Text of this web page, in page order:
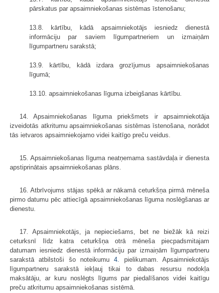
pārskatus par apsaimniekošanas sistēmas īstenošanu;
13.8. kārtību, kādā apsaimniekotājs iesniedz dienestā
informāciju par saviem līgumpartneriem un izmaiņām
līgumpartneru sarakstā;
13.9. kārtību, kādā izdara grozījumus apsaimniekošanas
līgumā;
13.10. apsaimniekošanas līguma izbeigšanas kārtību.
14. Apsaimniekošanas līguma priekšmets ir apsaimniekotāja
izveidotās atkritumu apsaimniekošanas sistēmas īstenošana, norādot
tās ietvaros apsaimniekojamo videi kaitīgo preču veidus.
15. Apsaimniekošanas līguma neatņemama sastāvdaļa ir dienesta
apstiprinātais apsaimniekošanas plāns.
16. Atbrīvojums stājas spēkā ar nākamā ceturkšņa pirmā mēneša
pirmo datumu pēc attiecīgā apsaimniekošanas līguma noslēgšanas ar
dienestu.
17. Apsaimniekotājs, ja nepieciešams, bet ne biežāk kā reizi
ceturksnī līdz katra ceturkšņa otrā mēneša piecpadsmitajam
datumam iesniedz dienestā informāciju par izmaiņām līgumpartneru
sarakstā atbilstoši šo noteikumu4. pielikumam. Apsaimniekotājs
līgumpartneru sarakstā iekļauj tikai to dabas resursu nodokļa
maksātāju, ar kuru noslēgts līgums par piedalīšanos videi kaitīgu
preču atkritumu apsaimniekošanas sistēmā.